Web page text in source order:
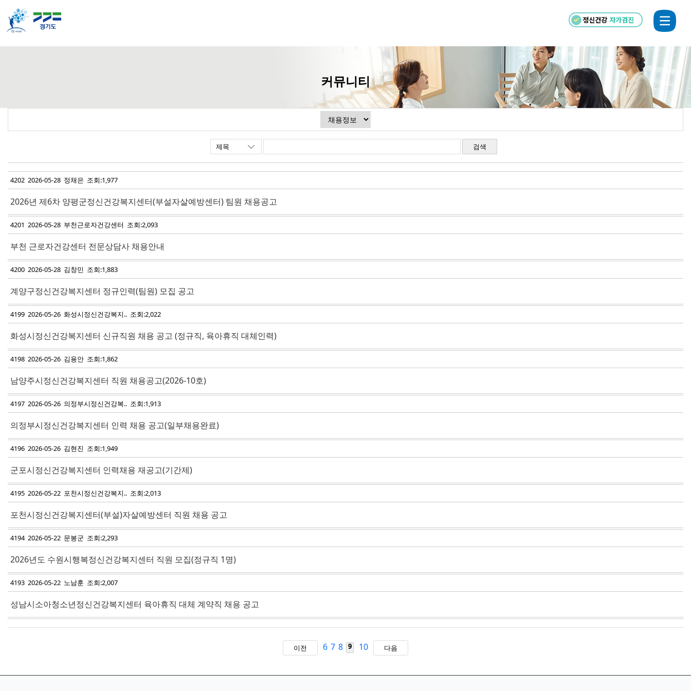
정신건강자가검진
커뮤니티
검색
4202 2026-05-28 정채은 조회:1,977
2026년 제6차 양평군정신건강복지센터(부설자살예방센터) 팀원 채용공고
4201 2026-05-28 부천근로자건강센터 조회:2,093
부천 근로자건강센터 전문상담사 채용안내
4200 2026-05-28 김창민 조회:1,883
계양구정신건강복지센터 정규인력(팀원) 모집 공고
4199 2026-05-26 화성시정신건강복지.. 조회:2,022
화성시정신건강복지센터 신규직원 채용 공고 (정규직, 육아휴직 대체인력)
4198 2026-05-26 김용안 조회:1,862
남양주시정신건강복지센터 직원 채용공고(2026-10호)
4197 2026-05-26 의정부시정신건강복.. 조회:1,913
의정부시정신건강복지센터 인력 채용 공고(일부채용완료)
4196 2026-05-26 김현진 조회:1,949
군포시정신건강복지센터 인력채용 재공고(기간제)
4195 2026-05-22 포천시정신건강복지.. 조회:2,013
포천시정신건강복지센터(부설)자살예방센터 직원 채용 공고
4194 2026-05-22 문봉군 조회:2,293
2026년도 수원시행복정신건강복지센터 직원 모집(정규직 1명)
4193 2026-05-22 노남훈 조회:2,007
성남시소아청소년정신건강복지센터 육아휴직 대체 계약직 채용 공고
이전 6 7 8 9 10 다음